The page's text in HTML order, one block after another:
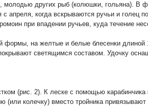
молодью других рыб (колюшки, гольяна). В
апреля, когда вскрываются ручьи и голец
при впадении ручьев, куда течение
формы, на желтые и белые блесенки длиной
светящимся составом. Удочку
(рис. 2). К леске с помощью
(или колечку) вместо тройника